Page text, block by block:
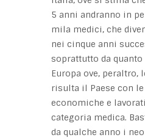
5 anni andranno in
mila medici, che
nei cinque anni
soprattutto da quanto
Europa ove, peraltro,
risulta il Paese con
economiche e
categoria medica.
da qualche anno i